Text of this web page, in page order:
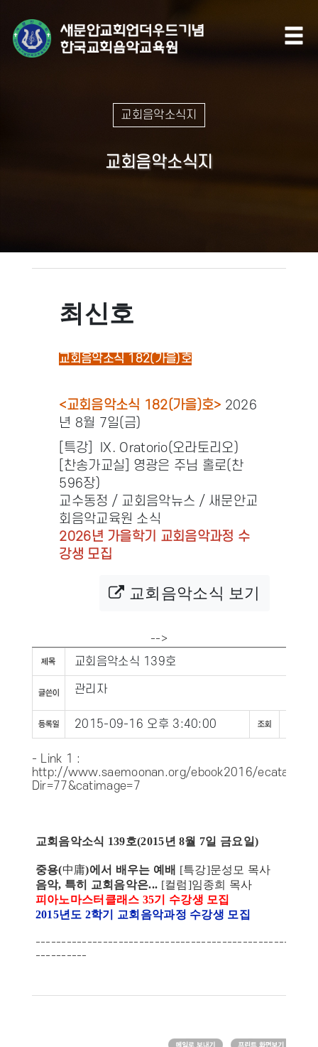
교회음악소식지
교회음악소식지
최신호
교회음악소식 182(가을)호
<교회음악소식 182(가을)호> 2026
년 8월 7일(금)
[특강] IX. Oratorio(오라토리오)
[찬송가교실] 영광은 주님 홀로(찬
596장)
교수동정 / 교회음악뉴스 / 새문안교
회음악교육원 소식
2026년 가을학기 교회음악과정 수
강생 모집
교회음악소식 보기
-->
교회음악소식 139호
관리자
2015-09-16 오후 3:40:00
- Link 1 :
http://www.saemoonan.org/ebook2016/
Dir=77&catimage=7
교회음악소식 139호(2015년 8월 7일 금요일)
중용(中庸)에서 배우는 예배 [특강]문성모 목사
음악, 특히 교회음악은... [컬럼]임종희 목사
피아노마스터클래스 35기 수강생 모집
2015년도 2학기 교회음악과정 수강생 모집
----------